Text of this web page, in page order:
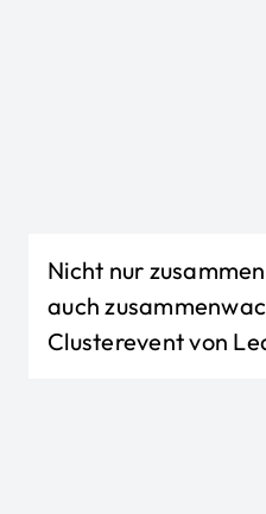
Nicht nur
auch
Clusterevent von